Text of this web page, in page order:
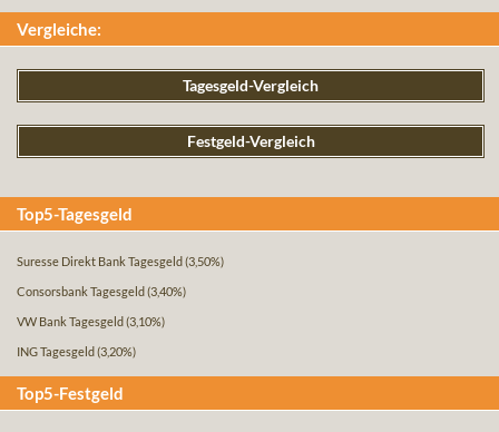
Vergleiche:
Tagesgeld-Vergleich
Festgeld-Vergleich
Top5-Tagesgeld
Suresse Direkt Bank Tagesgeld (3,50%)
Consorsbank Tagesgeld (3,40%)
VW Bank Tagesgeld (3,10%)
ING Tagesgeld (3,20%)
Top5-Festgeld